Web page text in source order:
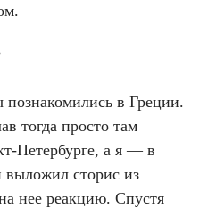
в Греции.
тогда просто там
Петербурге, а я — в
выложил сторис из
нее реакцию. Спустя